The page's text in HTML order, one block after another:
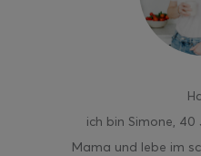
ich bin Simone,
Mama und lebe im